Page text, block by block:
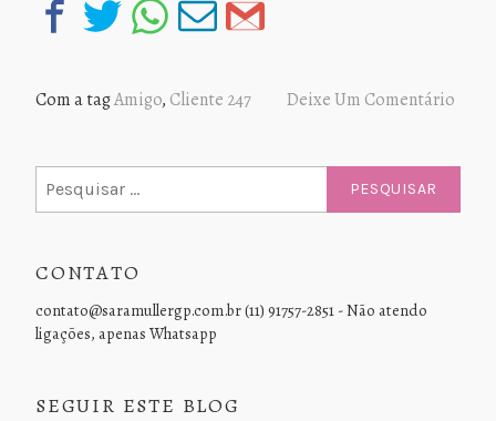
Com a tagAmigo, Cliente 247 Deixe Um Comentário
por:
CONTATO
contato@saramullergp.com.br (11) 91757-2851 - Não atendo
ligações, apenas Whatsapp
SEGUIR ESTE BLOG